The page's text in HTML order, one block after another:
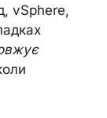
vSphere,